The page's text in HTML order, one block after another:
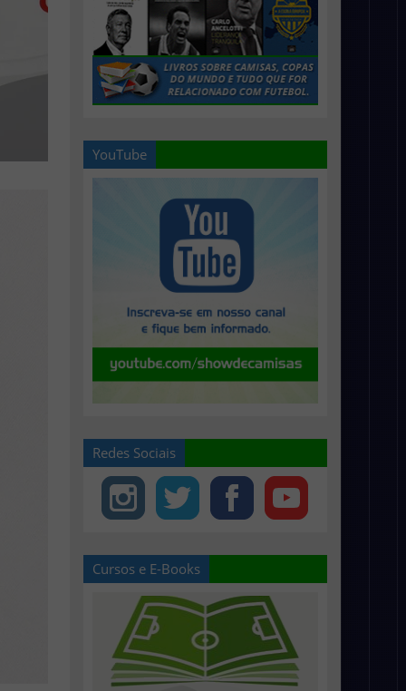
YouTube
Redes Sociais
Cursos e E-Books